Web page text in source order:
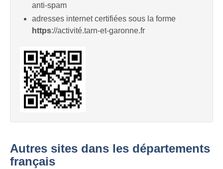
anti-spam
adresses internet certifiées sous la forme
https://activité.tarn-et-garonne.fr
Autres sites dans les départements
français